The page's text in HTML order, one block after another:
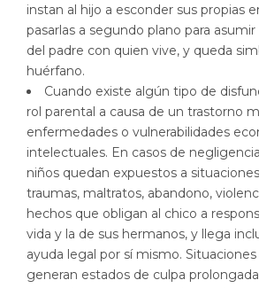
instan al hijo a esconder sus propias
pasarlas a segundo plano para
del padre con quien vive, y queda
huérfano.
Cuando existe algún tipo de
rol parental a causa de un trastorno
enfermedades o vulnerabilidades
intelectuales. En casos de
niños quedan expuestos a
traumas, maltratos, abandono,
hechos que obligan al chico a
vida y la de sus hermanos, y llega
ayuda legal por sí mismo.
generan estados de culpa